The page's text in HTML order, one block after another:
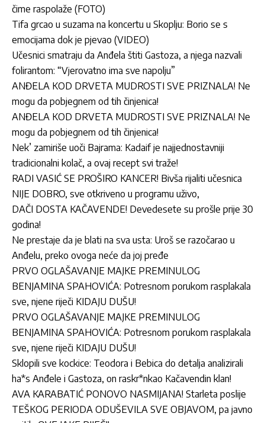
čime raspolaže (FOTO)
Tifa grcao u suzama na koncertu u Skoplju: Borio se s
emocijama dok je pjevao (VIDEO)
Učesnici smatraju da Anđela štiti Gastoza, a njega nazvali
folirantom: “Vjerovatno ima sve napolju”
ANĐELA KOD DRVETA MUDROSTI SVE PRIZNALA! Ne
mogu da pobjegnem od tih činjenica!
ANĐELA KOD DRVETA MUDROSTI SVE PRIZNALA! Ne
mogu da pobjegnem od tih činjenica!
Nek’ zamiriše uoči Bajrama: Kadaif je najjednostavniji
tradicionalni kolač, a ovaj recept svi traže!
RADI VASIĆ SE PROŠIRO KANCER! Bivša rijaliti učesnica
NIJE DOBRO, sve otkriveno u programu uživo,
DAČI DOSTA KAČAVENDE! Devedesete su prošle prije 30
godina!
Ne prestaje da je blati na sva usta: Uroš se razočarao u
Anđelu, preko ovoga neće da joj pređe
PRVO OGLAŠAVANJE MAJKE PREMINULOG
BENJAMINA SPAHOVIĆA: Potresnom porukom rasplakala
sve, njene riječi KIDAJU DUŠU!
PRVO OGLAŠAVANJE MAJKE PREMINULOG
BENJAMINA SPAHOVIĆA: Potresnom porukom rasplakala
sve, njene riječi KIDAJU DUŠU!
Sklopili sve kockice: Teodora i Bebica do detalja analizirali
ha*s Anđele i Gastoza, on raskr*nkao Kačavendin klan!
AVA KARABATIĆ PONOVO NASMIJANA! Starleta poslije
TEŠKOG PERIODA ODUŠEVILA SVE OBJAVOM, pa javno